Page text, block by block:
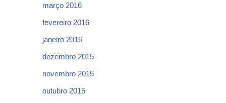
março 2016
fevereiro 2016
janeiro 2016
dezembro 2015
novembro 2015
outubro 2015